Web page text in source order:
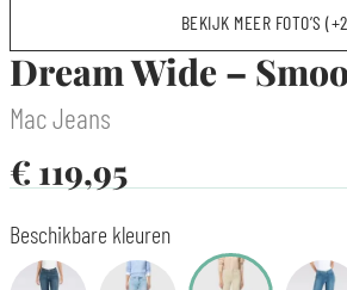
BEKIJK MEER FOTO’S
Dream Wide –
Mac Jeans
€ 119,95
Beschikbare kleuren